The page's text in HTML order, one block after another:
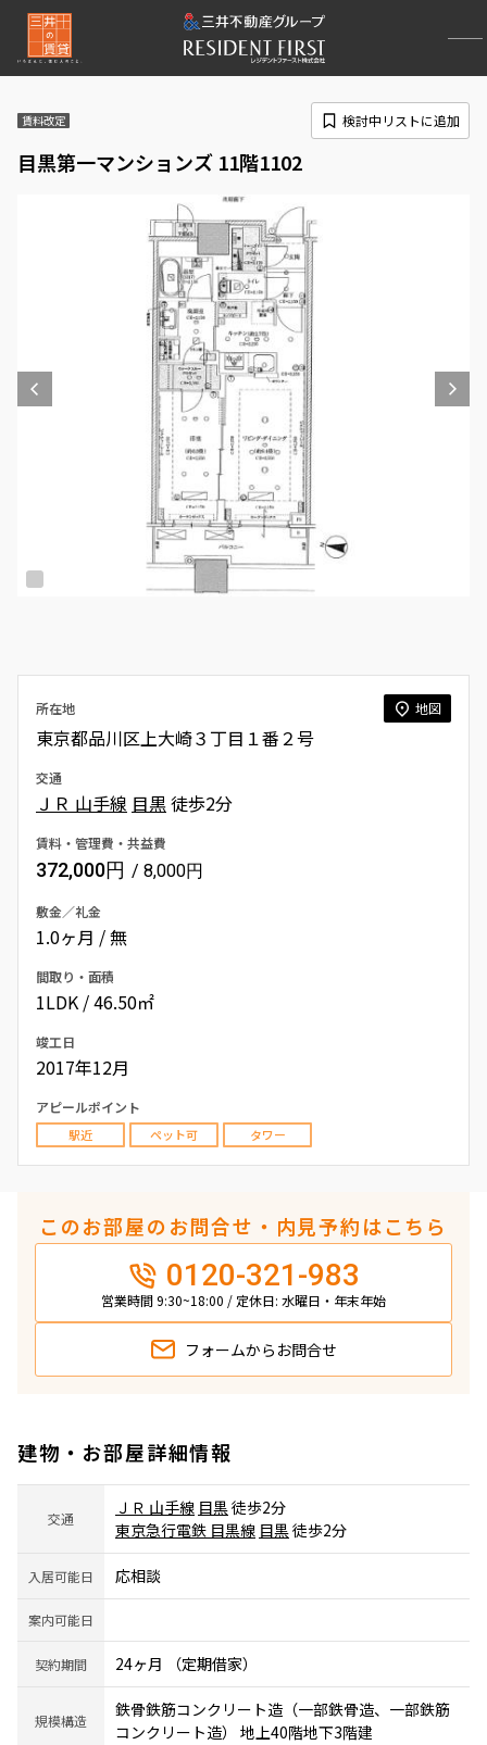
賃料改定
目黒第一マンションズ 11階1102
検討中リストに追加
所在地 地図
東京都品川区上大崎３丁目１番２号
交通
ＪＲ 山手線 目黒徒歩2分
賃料・管理費・共益費
372,000円 / 8,000円
敷金／礼金
1.0ヶ月 / 無
間取り・面積
1LDK / 46.50㎡
竣工日
2017年12月
アピールポイント
駅近 ペット可 タワー
このお部屋のお問合せ・内見予約はこちら
0120-321-983
営業時間 9:30~18:00 / 定休日: 水曜日・年末年始
フォームから お問合せ
建物・お部屋詳細情報
交通
ＪＲ 山手線 目黒徒歩2分
東京急行電鉄 目黒線 目黒徒歩2分
入居可能日 応相談
案内可能日
契約期間 24ヶ月 （定期借家）
規模構造
鉄骨鉄筋コンクリート造（一部鉄骨造、一部鉄筋
コンクリート造） 地上40階地下3階建